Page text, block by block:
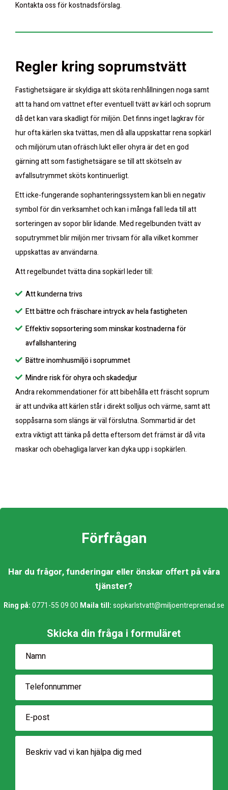
Kontakta oss för kostnadsförslag.
Regler kring soprumstvätt
Fastighetsägare är skyldiga att sköta renhållningen noga samt
att ta hand om vattnet efter eventuell tvätt av kärl och soprum
då det kan vara skadligt för miljön. Det finns inget lagkrav för
hur ofta kärlen ska tvättas, men då alla uppskattar rena sopkärl
och miljörum utan ofräsch lukt eller ohyra är det en god
gärning att som fastighetsägare se till att skötseln av
avfallsutrymmet sköts kontinuerligt.
Ett icke-fungerande sophanteringssystem kan bli en negativ
symbol för din verksamhet och kan i många fall leda till att
sorteringen av sopor blir lidande. Med regelbunden tvätt av
soputrymmet blir miljön mer trivsam för alla vilket kommer
uppskattas av användarna.
Att regelbundet tvätta dina sopkärl leder till:
Att kunderna trivs
Ett bättre och fräschare intryck av hela fastigheten
Effektiv sopsortering som minskar kostnaderna för
avfallshantering
Bättre inomhusmiljö i soprummet
Mindre risk för ohyra och skadedjur
Andra rekommendationer för att bibehålla ett fräscht soprum
är att undvika att kärlen står i direkt solljus och värme, samt att
soppåsarna som slängs är väl förslutna. Sommartid är det
extra viktigt att tänka på detta eftersom det främst är då vita
maskar och obehagliga larver kan dyka upp i sopkärlen.
Förfrågan
Har du frågor, funderingar eller önskar offert på våra
tjänster?
Ring på:0771-55 09 00 Maila till:sopkarlstvatt@miljoentreprenad.se
Skicka din fråga i formuläret